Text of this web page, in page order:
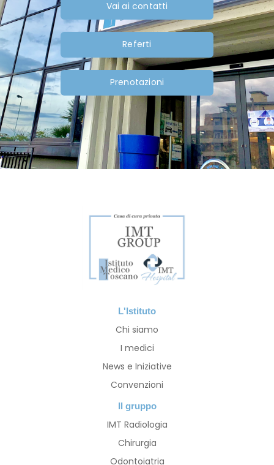
Vai ai contatti
Referti
Prenotazioni
L'Istituto
Chi siamo
I medici
News e Iniziative
Convenzioni
Il gruppo
IMT Radiologia
Chirurgia
Odontoiatria